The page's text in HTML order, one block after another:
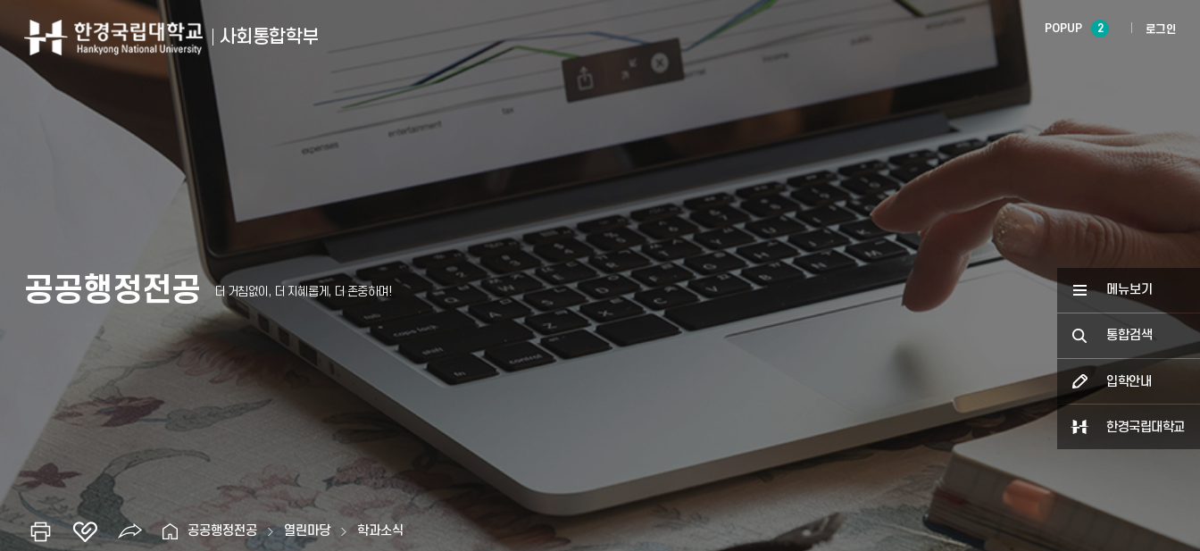
사회통합학부 POPUP 2 로그인
메뉴보기
통합검색
입학안내
한경국립대학교
공공행정전공
공공행정전공 열린마당 학과소식